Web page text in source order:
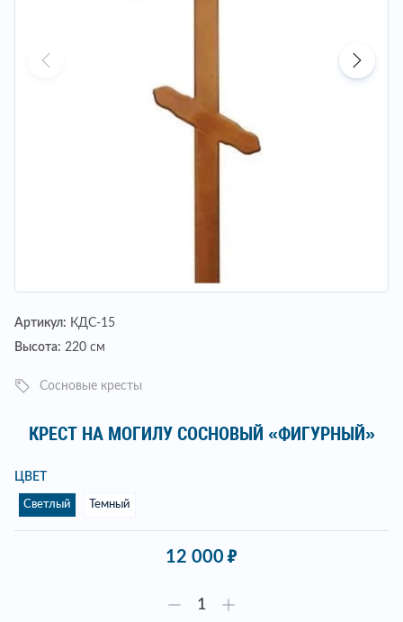
Артикул: КДС-15
Высота: 220 см
Сосновые кресты
КРЕСТ НА МОГИЛУ СОСНОВЫЙ «ФИГУРНЫЙ»
ЦВЕТ
Светлый Темный
12 000